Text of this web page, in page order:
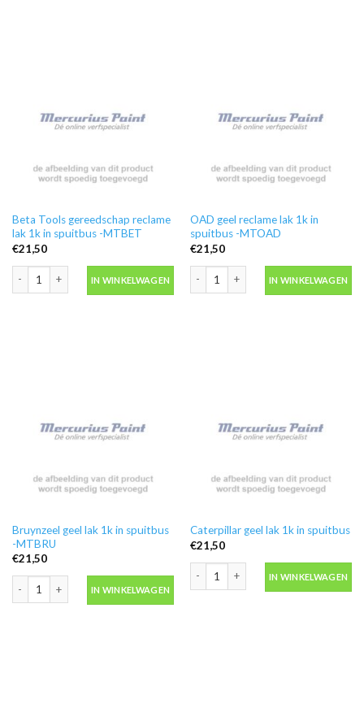
Beta Tools gereedschap reclame
lak 1k in spuitbus -MTBET
€21,50
IN WINKELWAGEN
OAD geel reclame lak 1k in
spuitbus -MTOAD
€21,50
IN WINKELWAGEN
Bruynzeel geel lak 1k in spuitbus
-MTBRU
€21,50
Bruynzeel geel lak 1k in spuitbus -MTBRU aantal
IN WINKELWAGEN
Caterpillar geel lak 1k in spuitbus
€21,50
IN WINKELWAGEN